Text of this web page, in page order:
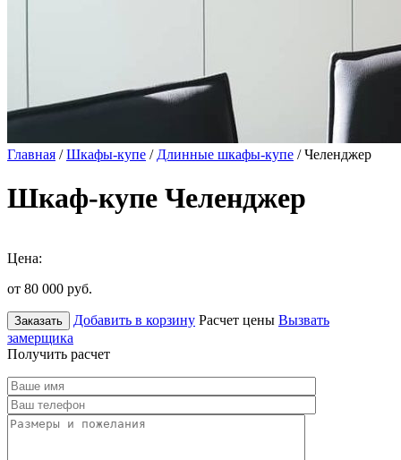
Главная /Шкафы-купе / Длинные шкафы-купе / Челенджер
Шкаф-купе Челенджер
Цена:
от 80 000 руб.
Заказать Добавить в корзину Расчет цены Вызвать
замерщика
Получить расчет